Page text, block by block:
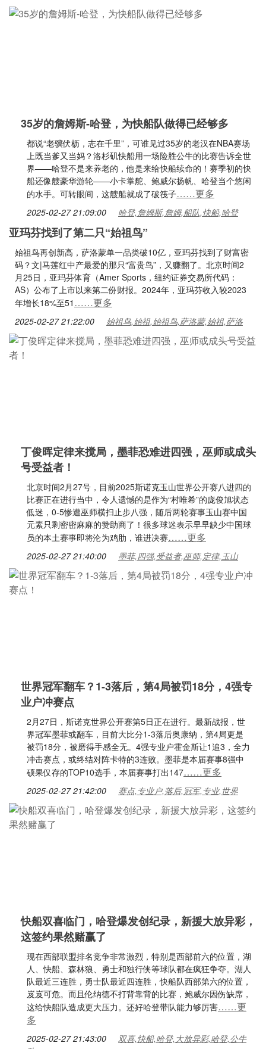
35岁的詹姆斯-哈登，为快船队做得已经够多
都说“老骥伏枥，志在千里”，可谁见过35岁的老汉在NBA赛场
上既当爹又当妈？洛杉矶快船用一场险胜公牛的比赛告诉全世
界——哈登不是来养老的，他是来给快船续命的！赛季初的快
船还像艘豪华游轮——小卡掌舵、鲍威尔扬帆、哈登当个悠闲
的水手。可转眼间，这艘船就成了破筏子……更多
2025-02-27 21:09:00 哈登,詹姆斯,詹姆,船队,快船,哈登
亚玛芬找到了第二只“始祖鸟”
始祖鸟再创新高，萨洛蒙单一品类破10亿，亚玛芬找到了财富密
码？文|马莲红中产最爱的那只“富贵鸟”，又赚翻了。北京时间2
月25日，亚玛芬体育（Amer Sports，纽约证券交易所代码：
AS）公布了上市以来第二份财报。2024年，亚玛芬收入较2023
年增长18%至51 ……更多
2025-02-27 21:22:00 始祖鸟,始祖,始祖鸟,萨洛蒙,始祖,萨洛
丁俊晖定律来搅局，墨菲恐难进四强，巫师或成头
号受益者！
北京时间2月27号，目前2025斯诺克玉山世界公开赛八进四的
比赛正在进行当中，令人遗憾的是作为“村唯希”的庞俊旭状态
低迷，0-5惨遭巫师横扫止步八强，随后两轮赛事玉山赛中国
元素只剩密密麻麻的赞助商了！很多球迷表示早早缺少中国球
员的本土赛事即将沦为鸡肋，谁进决赛……更多
2025-02-27 21:40:00 墨菲,四强,受益者,巫师,定律,玉山
世界冠军翻车？1-3落后，第4局被罚18分，4强专
业户冲赛点
2月27日，斯诺克世界公开赛第5日正在进行。最新战报，世
界冠军墨菲或翻车，目前大比分1-3落后奥康纳，第4局更是
被罚18分，被磨得手感全无。4强专业户霍金斯让1追3，全力
冲击赛点，或终结对阵卡特的3连败。墨菲是本届赛事8强中
硕果仅存的TOP10选手，本届赛事打出147……更多
2025-02-27 21:42:00 赛点,专业户,落后,冠军,专业,世界
快船双喜临门，哈登爆发创纪录，新援大放异彩，
这签约果然赌赢了
现在西部联盟排名竞争非常激烈，特别是西部前六的位置，湖
人、快船、森林狼、勇士和独行侠等球队都在疯狂争夺。湖人
队最近三连胜，勇士队最近四连胜，快船队西部第六的位置，
岌岌可危。而且伦纳德不打背靠背的比赛，鲍威尔因伤缺席，
这给快船队造成更大压力。还好哈登带队能力够厉害……更
多
2025-02-27 21:43:00
双喜,快船,哈登,大放异彩,哈登,公牛